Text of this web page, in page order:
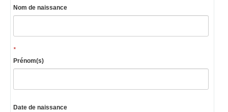
Nom de naissance
*
Prénom(s)
Date de naissance